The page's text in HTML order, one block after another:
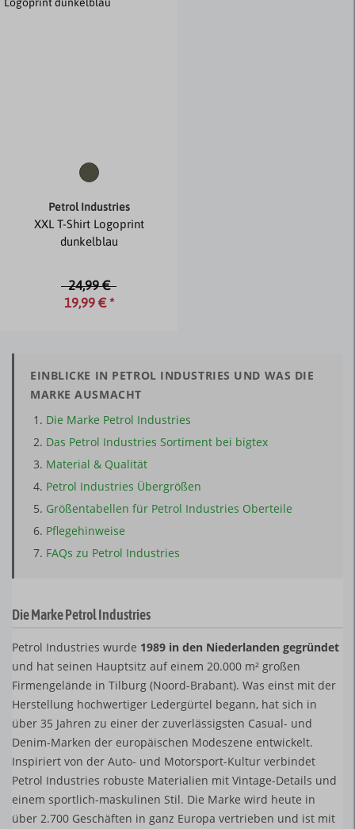
Petrol Industries
XXL T-Shirt Logoprint
dunkelblau
24,99 €
19,99 € *
EINBLICKE IN PETROL INDUSTRIES UND WAS DIE
MARKE AUSMACHT
Die Marke Petrol Industries
Das Petrol Industries Sortiment bei bigtex
Material & Qualität
Petrol Industries Übergrößen
Größentabellen für Petrol Industries Oberteile
Pflegehinweise
FAQs zu Petrol Industries
Die Marke Petrol Industries
Petrol Industries wurde 1989 in den Niederlanden gegründet
und hat seinen Hauptsitz auf einem 20.000 m² großen
Firmengelände in Tilburg (Noord-Brabant). Was einst mit der
Herstellung hochwertiger Ledergürtel begann, hat sich in
über 35 Jahren zu einer der zuverlässigsten Casual- und
Denim-Marken der europäischen Modeszene entwickelt.
Inspiriert von der Auto- und Motorsport-Kultur verbindet
Petrol Industries robuste Materialien mit Vintage-Details und
einem sportlich-maskulinen Stil. Die Marke wird heute in
über 2.700 Geschäften in ganz Europa vertrieben und ist mit